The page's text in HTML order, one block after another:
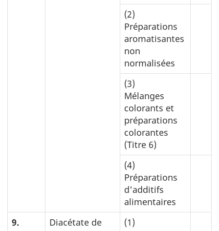
(2)
Préparations
aromatisantes
non
normalisées
(3)
Mélanges
colorants et
préparations
colorantes
(Titre 6)
(4)
Préparations
d'additifs
alimentaires
9.
Diacétate de
(1)